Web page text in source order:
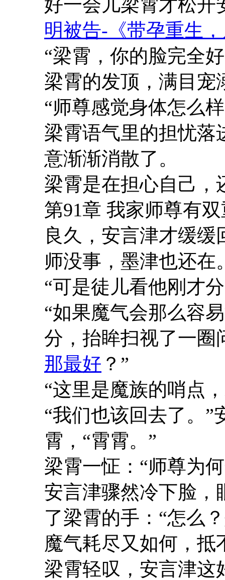
好一会儿梁霄才松开
明被告-《带孕重生
“梁霄，你的脸完全
梁霄的发顶，满目宠
“师尊感觉身体怎么
梁霄语气里的担忧落
意渐渐消散了。
梁霄是在担心自己，
第91章 我家师尊有
良久，安言津才缓缓
师没事，墨津也还在
“可是徒儿看他刚才
“如果魔气会那么容
分，抬眸扫视了一圈
那最好 ？”
“这里是魔族的哨点
“我们也该回去了。”
霄，“霄霄。”
梁霄一怔：“师尊为
安言津骤然冷下脸，
了梁霄的手：“怎么
魔气耗尽又如何，抵
梁霄轻叹，安言津这